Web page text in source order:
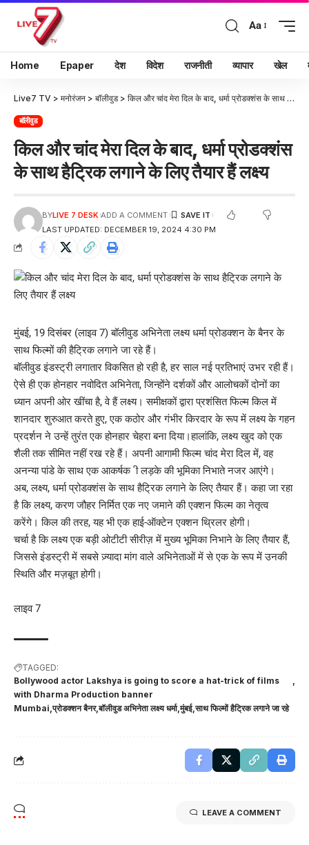
Aa
Home Epaper देश विदेश राजनीती व्यापार खेल
Live7 TV > मनोरंजन > बॉलीवुड> किल और चांद मेरा दिल के बाद, धर्मा प्रोडक्शंस के साथ हैट्रिक लगाने के लिए तैयार हैं लक्ष्य
बॉलीवुड
किल और चांद मेरा दिल के बाद, धर्मा प्रोडक्शंस
के साथ हैट्रिक लगाने के लिए तैयार हैं लक्ष्य
LAST UPDATED: DECEMBER 19, 2024 4:30 PM
BYLIVE 7 DESK ADD A COMMENT
मुंबई, 19 दिसंबर (लाइव 7) बॉलीवुड अभिनेता लक्ष्य धर्मा प्रोडक्शन के बैनर के
साथ फिल्मों की हैट्रिक लगाने जा रहे हैं।
बॉलीवुड इंडस्ट्री लगातार विकसित हो रही है, हर साल नई प्रतिभाएं उभर रही हैं।
ऐसे ही एक होनहार नवोदित अभिनेता, जिन्होंने दर्शकों और आलोचकों दोनों का
ध्यान अपनी ओर खींचा है, वे हैं लक्ष्य। समीक्षकों द्वारा प्रशंसित फिल्म किल में
शानदार शुरुआत करते हुए, एक कठोर और गंभीर किरदार के रूप में लक्ष्य के गहन
प्रदर्शन ने उन्हें तुरंत एक होनहार चेहरा बना दिया।हालांकि, लक्ष्य खुद को एक
शैली तक सीमित नहीं रख रहे हैं। अपनी आगामी फिल्म चांद मेरा दिल में, वह
अनन्या पांडे के साथ एक आकर्षक ी लड़के की भूमिका निभाते नजर आएंगे।
अब, लक्ष्य, धर्मा प्रोडक्शंस के साथ हैट्रिक लगाने के लिए तैयार हैं। कहा जा रहा
है कि लक्ष्य, करण जौहर निर्मित एक नए जमाने की एक्शन फिल्म का नेतृत्व
करेंगे। किल की तरह, यह भी एक हाई-ऑक्टेन एक्शन थ्रिलर होगी।
चर्चा है कि लक्ष्य एक बड़ी ओटीटी सीरीज़ में मुख्य भूमिका निभाने के लिए तैयार हैं,
जिससे इंडस्ट्री में सबसे ज़्यादा मांग वाले अभिनेताओं में से एक के रूप में उनकी
स्थिति और मज़बूत होगी।
लाइव 7
TAGGED:
Bollywood actor Lakshya is going to score a hat-trick of films
with Dharma Production banner
Mumbai प्रोडक्शन बैनर बॉलीवुड अभिनेता लक्ष्य धर्मा मुंबई साथ फिल्मों हैट्रिक लगाने जा रहे
LEAVE A COMMENT